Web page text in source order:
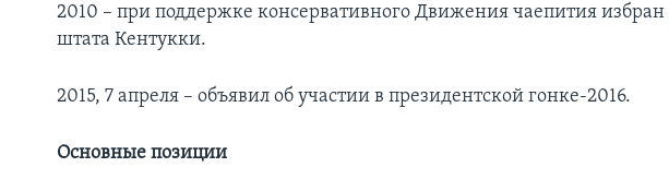
2010 – при поддержке консервативного Движения чаепития избран
штата Кентукки.
2015, 7 апреля – объявил об участии в президентской гонке-2016.
Основные позиции